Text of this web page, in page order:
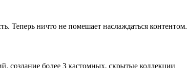
Теперь ничто не помешает наслаждаться контентом.
создание более 3 кастомных, скрытые коллекции